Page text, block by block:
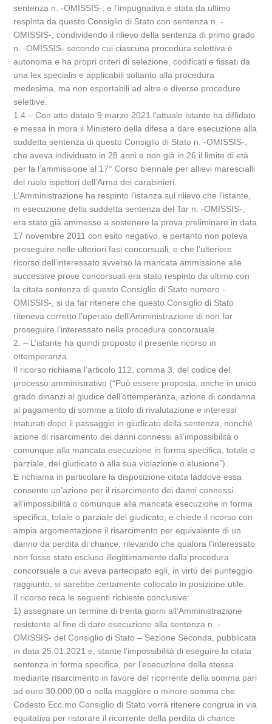
sentenza n. -OMISSIS-; e l’impugnativa è stata da ultimo
respinta da questo Consiglio di Stato con sentenza n. -
OMISSIS-, condividendo il rilievo della sentenza di primo grado
n. -OMISSIS- secondo cui ciascuna procedura selettiva è
autonoma e ha propri criteri di selezione, codificati e fissati da
una lex specialis e applicabili soltanto alla procedura
medesima, ma non esportabili ad altre e diverse procedure
selettive.
1.4 – Con atto datato 9 marzo 2021 l’attuale istante ha diffidato
e messa in mora il Ministero della difesa a dare esecuzione alla
suddetta sentenza di questo Consiglio di Stato n. -OMISSIS-,
che aveva individuato in 28 anni e non già in 26 il limite di età
per la l’ammissione al 17° Corso biennale per allievi marescialli
del ruolo ispettori dell’Arma dei carabinieri.
L’Amministrazione ha respinto l’istanza sul rilievo che l’istante,
in esecuzione della suddetta sentenza del Tar n. -OMISSIS-,
era stato già ammesso a sostenere la prova preliminare in data
17 novembre 2011 con esito negativo. e pertanto non poteva
proseguire nelle ulteriori fasi concorsuali; e che l’ulteriore
ricorso dell’interessato avverso la mancata ammissione alle
successive prove concorsuali era stato respinto da ultimo con
la citata sentenza di questo Consiglio di Stato numero -
OMISSIS-, si da far ritenere che questo Consiglio di Stato
riteneva corretto l’operato dell’Amministrazione di non far
proseguire l’interessato nella procedura concorsuale.
2. – L’istante ha quindi proposto il presente ricorso in
ottemperanza.
Il ricorso richiama l’articolo 112, comma 3, del codice del
processo amministrativo (“Può essere proposta, anche in unico
grado dinanzi al giudice dell’ottemperanza, azione di condanna
al pagamento di somme a titolo di rivalutazione e interessi
maturati dopo il passaggio in giudicato della sentenza, nonché
azione di risarcimento dei danni connessi all’impossibilità o
comunque alla mancata esecuzione in forma specifica, totale o
parziale, del giudicato o alla sua violazione o elusione”).
E richiama in particolare la disposizione citata laddove essa
consente un’azione per il risarcimento dei danni connessi
all’impossibilità o comunque alla mancata esecuzione in forma
specifica, totale o parziale del giudicato; e chiede il ricorso con
ampia argomentazione il risarcimento per equivalente di un
danno da perdita di chance, rilevando che qualora l’interessato
non fosse stato escluso illegittimamente dalla procedura
concorsuale a cui aveva partecipato egli, in virtù del punteggio
raggiunto, si sarebbe certamente collocato in posizione utile.
Il ricorso reca le seguenti richieste conclusive:
1) assegnare un termine di trenta giorni all’Amministrazione
resistente al fine di dare esecuzione alla sentenza n. -
OMISSIS- del Consiglio di Stato – Sezione Seconda, pubblicata
in data 25.01.2021 e, stante l’impossibilità di eseguire la citata
sentenza in forma specifica, per l’esecuzione della stessa
mediante risarcimento in favore del ricorrente della somma pari
ad euro 30.000,00 o nella maggiore o minore somma che
Codesto Ecc.mo Consiglio di Stato vorrà ritenere congrua in via
equitativa per ristorare il ricorrente della perdita di chance